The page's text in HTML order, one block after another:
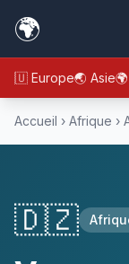
🌍
🇪🇺 Europe🌏 Asie
Accueil › Afrique ›
🇩🇿